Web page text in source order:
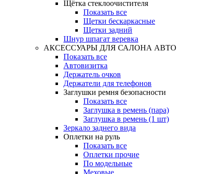
Щётка стеклоочистителя
Показать все
Щетки бескаркасные
Щетки задний
Шнур шпагат веревка
АКСЕССУАРЫ ДЛЯ САЛОНА АВТО
Показать все
Автовизитка
Держатель очков
Держатели для телефонов
Заглушки ремня безопасности
Показать все
Заглушка в ремень (пара)
Заглушка в ремень (1 шт)
Зеркало заднего вида
Оплетки на руль
Показать все
Оплетки прочиe
По модельные